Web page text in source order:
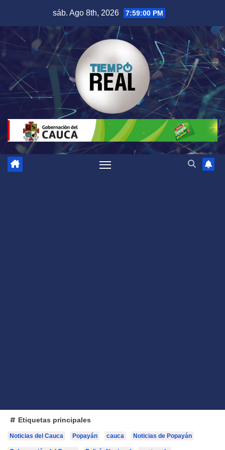
contenido
sáb. Ago 8th, 2026 7:59:03 PM
Etiquetas principales
Noticias del Cauca Popayán cauca Noticias de Popayán